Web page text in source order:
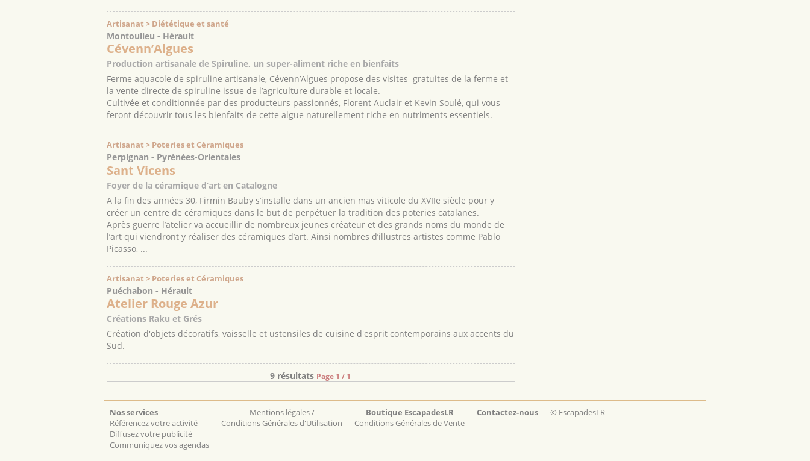
Artisanat > Diététique et santé
Montoulieu - Hérault
Cévenn’Algues
Production artisanale de Spiruline, un super-aliment riche en bienfaits
Ferme aquacole de spiruline artisanale, Cévenn’Algues propose des visites gratuites de la ferme et
la vente directe de spiruline issue de l’agriculture durable et locale.
Cultivée et conditionnée par des producteurs passionnés, Florent Auclair et Kevin Soulé, qui vous
feront découvrir tous les bienfaits de cette algue naturellement riche en nutriments essentiels.
Artisanat > Poteries et Céramiques
Perpignan - Pyrénées-Orientales
Sant Vicens
Foyer de la céramique d’art en Catalogne
A la fin des années 30, Firmin Bauby s’installe dans un ancien mas viticole du XVIIe siècle pour y
créer un centre de céramiques dans le but de perpétuer la tradition des poteries catalanes.
Après guerre l’atelier va accueillir de nombreux jeunes créateur et des grands noms du monde de
l’art qui viendront y réaliser des céramiques d’art. Ainsi nombres d’illustres artistes comme Pablo
Picasso, ...
Artisanat > Poteries et Céramiques
Puéchabon - Hérault
Atelier Rouge Azur
Créations Raku et Grés
Création d'objets décoratifs, vaisselle et ustensiles de cuisine d'esprit contemporains aux accents du
Sud.
9 résultats Page 1 / 1
Nos services
Référencez votre activité
Diffusez votre publicité
Communiquez vos agendas
Mentions légales /
Conditions Générales d'Utilisation
Boutique EscapadesLR
Conditions Générales de Vente
Contactez-nous © EscapadesLR